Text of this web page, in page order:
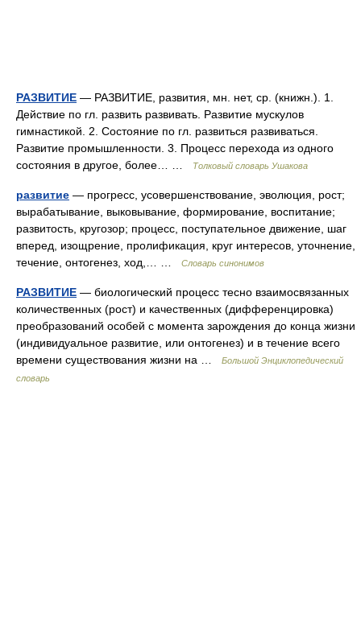
РАЗВИТИЕ — РАЗВИТИЕ, развития, мн. нет, ср. (книжн.). 1.
Действие по гл. развить развивать. Развитие мускулов
гимнастикой. 2. Состояние по гл. развиться развиваться.
Развитие промышленности. 3. Процесс перехода из одного
состояния в другое, более… …
Толковый словарь Ушакова
развитие — прогресс, усовершенствование, эволюция, рост;
вырабатывание, выковывание, формирование, воспитание;
развитость, кругозор; процесс, поступательное движение, шаг
вперед, изощрение, пролификация, круг интересов, уточнение,
течение, онтогенез, ход,… …
Словарь синонимов
РАЗВИТИЕ — биологический процесс тесно взаимосвязанных
количественных (рост) и качественных (дифференцировка)
преобразований особей с момента зарождения до конца жизни
(индивидуальное развитие, или онтогенез) и в течение всего
времени существования жизни на …
Большой Энциклопедический
словарь